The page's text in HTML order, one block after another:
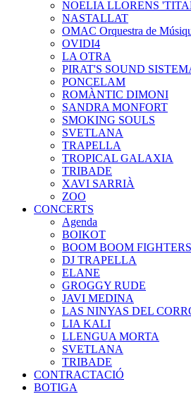
NOELIA LLORENS
NASTALLAT
OMAC Orquestra de
OVIDI4
LA OTRA
PIRAT'S SOUND
PONCELAM
ROMÀNTIC DIMONI
SANDRA MONFORT
SMOKING SOULS
SVETLANA
TRAPELLA
TROPICAL GALAXIA
TRIBADE
XAVI SARRIÀ
ZOO
CONCERTS
Agenda
BOIKOT
BOOM BOOM
DJ TRAPELLA
ELANE
GROGGY RUDE
JAVI MEDINA
LAS NINYAS DEL
LIA KALI
LLENGUA MORTA
SVETLANA
TRIBADE
CONTRACTACIÓ
BOTIGA